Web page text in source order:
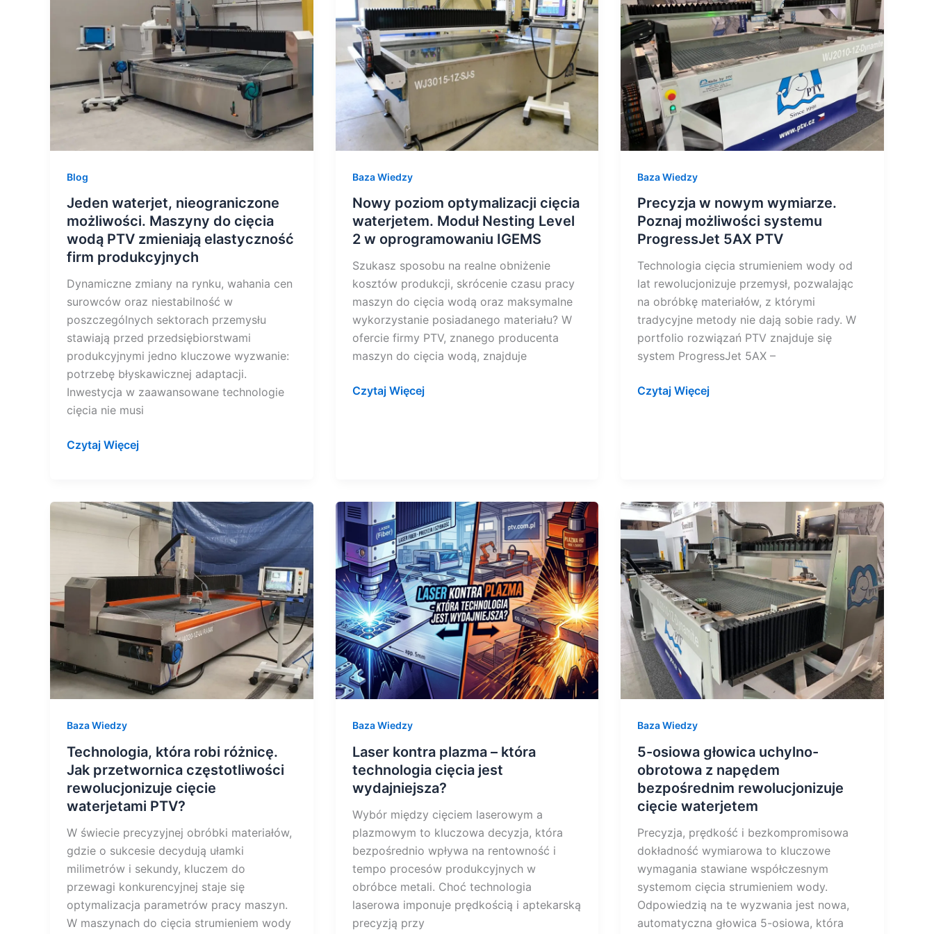
Blog
Jeden waterjet, nieograniczone
możliwości. Maszyny do cięcia
wodą PTV zmieniają elastyczność
firm produkcyjnych
Dynamiczne zmiany na rynku, wahania cen
surowców oraz niestabilność w
poszczególnych sektorach przemysłu
stawiają przed przedsiębiorstwami
produkcyjnymi jedno kluczowe wyzwanie:
potrzebę błyskawicznej adaptacji.
Inwestycja w zaawansowane technologie
cięcia nie musi
Maszyny
do
wodą
PTV
produkcyjnych
Czytaj Więcej
Baza Wiedzy
Nowy poziom optymalizacji cięcia
waterjetem. Moduł Nesting Level
2 w oprogramowaniu IGEMS
Szukasz sposobu na realne obniżenie
kosztów produkcji, skrócenie czasu pracy
maszyn do cięcia wodą oraz maksymalne
wykorzystanie posiadanego materiału? W
ofercie firmy PTV, znanego producenta
maszyn do cięcia wodą, znajduje
cięcia
waterjetem.
Moduł
Nesting
Level
w
oprogramowaniu
Czytaj Więcej
Baza Wiedzy
Precyzja w nowym wymiarze.
Poznaj możliwości systemu
ProgressJet 5AX PTV
Technologia cięcia strumieniem wody od
lat rewolucjonizuje przemysł, pozwalając
na obróbkę materiałów, z którymi
tradycyjne metody nie dają sobie rady. W
portfolio rozwiązań PTV znajduje się
system ProgressJet 5AX –
wymiarze.
Poznaj
możliwości
systemu
ProgressJet
5AX
PTV
Czytaj Więcej
Baza Wiedzy
Technologia, która robi różnicę.
Jak przetwornica częstotliwości
rewolucjonizuje cięcie
waterjetami PTV?
W świecie precyzyjnej obróbki materiałów,
gdzie o sukcesie decydują ułamki
milimetrów i sekundy, kluczem do
przewagi konkurencyjnej staje się
optymalizacja parametrów pracy maszyn.
W maszynach do cięcia strumieniem wody
Technologia,
Jak
przetwornica
częstotliwości
rewolucjonizuje
waterjetami
PTV?
Baza Wiedzy
Laser kontra plazma – która
technologia cięcia jest
wydajniejsza?
Wybór między cięciem laserowym a
plazmowym to kluczowa decyzja, która
bezpośrednio wpływa na rentowność i
tempo procesów produkcyjnych w
obróbce metali. Choć technologia
laserowa imponuje prędkością i aptekarską
precyzją przy
Laser
kontra
plazma
–
która
technologia
cięcia
jest
wydajniejsza?
Baza Wiedzy
5-osiowa głowica uchylno-
obrotowa z napędem
bezpośrednim rewolucjonizuje
cięcie waterjetem
Precyzja, prędkość i bezkompromisowa
dokładność wymiarowa to kluczowe
wymagania stawiane współczesnym
systemom cięcia strumieniem wody.
Odpowiedzią na te wyzwania jest nowa,
automatyczna głowica 5-osiowa, która
5-
osiowa
głowica
uchylno-
obrotowa
z
napędem
bezpośrednim
rewolucjonizuje
cięcie
waterjetem